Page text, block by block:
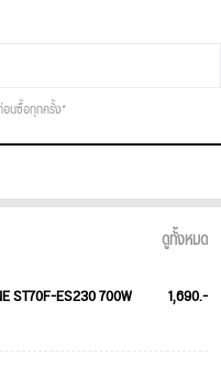
อนซื้อทุกครั้ง*
ดูทั้งหมด
ST70F-ES230 700W
1,690.-